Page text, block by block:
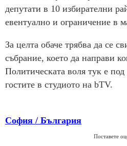
депутати в 10 избирателни
евентуално и ограничение в
За целта обаче трябва да се
събрание, което да направи
Политическата воля тук е
гостите в студиото на bTV.
София / България
Поставете